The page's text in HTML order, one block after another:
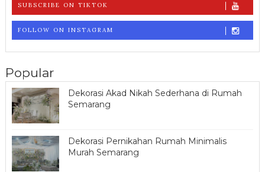
SUBSCRIBE ON TIKTOK
FOLLOW ON INSTAGRAM
Popular
Dekorasi Akad Nikah Sederhana di Rumah
Semarang
Dekorasi Pernikahan Rumah Minimalis
Murah Semarang